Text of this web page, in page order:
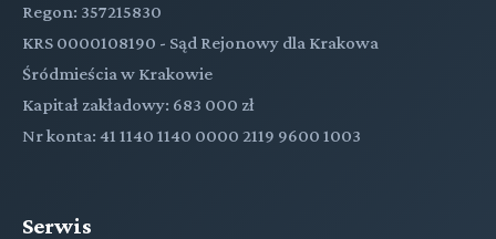
Regon: 357215830
KRS 0000108190 - Sąd Rejonowy dla Krakowa
Śródmieścia w Krakowie
Kapitał zakładowy: 683 000 zł
Nr konta: 41 1140 1140 0000 2119 9600 1003
Serwis